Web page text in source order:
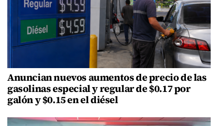
Anuncian nuevos aumentos de precio de las
gasolinas especial y regular de $0.17 por
galón y $0.15 en el diésel